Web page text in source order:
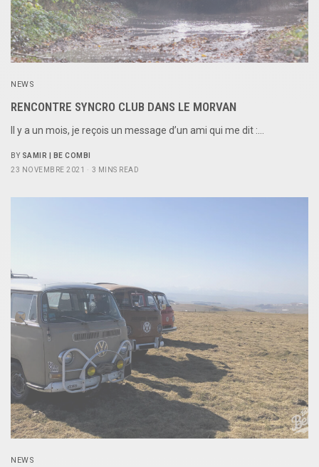
NEWS
RENCONTRE SYNCRO CLUB DANS LE MORVAN
Il y a un mois, je reçois un message d’un ami qui me dit :…
BY SAMIR | BE COMBI
23 NOVEMBRE 2021
3 MINS READ
NEWS